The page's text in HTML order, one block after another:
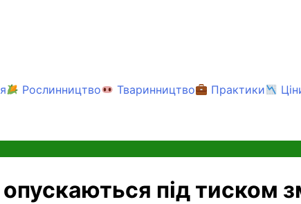
Рослинництво Тваринництво Практики
опускаються під